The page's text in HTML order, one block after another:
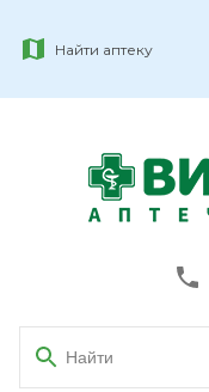
Найти аптеку